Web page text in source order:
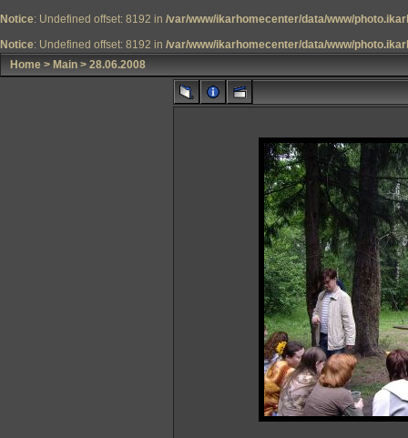
Notice: Undefined offset: 8192 in /var/www/ikarhomecenter/data/www/
Notice: Undefined offset: 8192 in /var/www/ikarhomecenter/data/www/
Home > Main > 28.06.2008